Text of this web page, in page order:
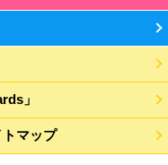
」
マップ